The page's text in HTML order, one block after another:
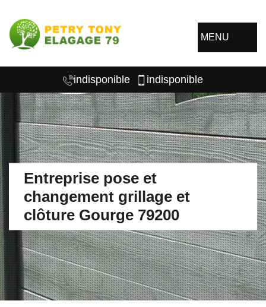
MENU
indisponible indisponible
Entreprise pose et
changement grillage et
clôture Gourge 79200